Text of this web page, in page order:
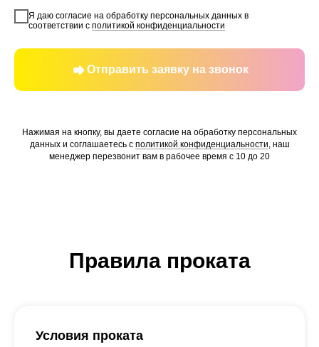
Я даю согласие на обработку персональных данных в
соответствии с политикой конфиденциальности
Отправить заявку на звонок
Нажимая на кнопку, вы даете согласие на обработку персональных
данных и соглашаетесь c политикой конфиденциальности, наш
менеджер перезвонит вам в рабочее время с 10 до 20
Правила проката
Условия проката